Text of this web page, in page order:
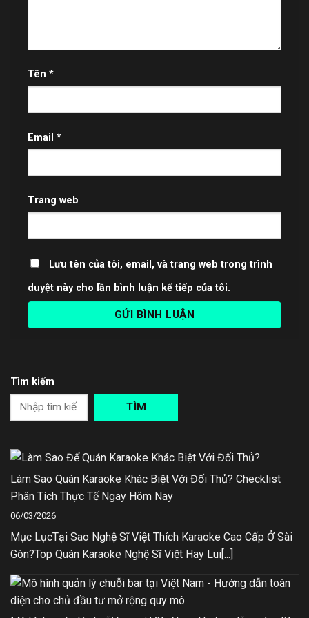
Tên *
Email *
Trang web
Lưu tên của tôi, email, và trang web trong trình
duyệt này cho lần bình luận kế tiếp của tôi.
Tìm kiếm
TÌM
Làm Sao Quán Karaoke Khác Biệt Với Đối Thủ? Checklist
Phân Tích Thực Tế Ngay Hôm Nay
06/03/2026
Mục LụcTại Sao Nghệ Sĩ Việt Thích Karaoke Cao Cấp Ở Sài
Gòn?Top Quán Karaoke Nghệ Sĩ Việt Hay Lui[...]